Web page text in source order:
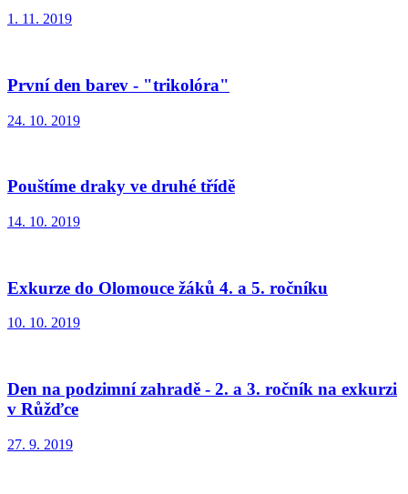
1. 11. 2019
První den barev - "trikolóra"
24. 10. 2019
Pouštíme draky ve druhé třídě
14. 10. 2019
Exkurze do Olomouce žáků 4. a 5. ročníku
10. 10. 2019
Den na podzimní zahradě - 2. a 3. ročník na exkurzi
v Růžďce
27. 9. 2019